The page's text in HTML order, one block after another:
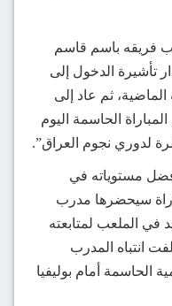
فريقه باسم قاسم
تأشيرة الدخول إلى
الماضية، ثم عاد إلى
الحاسمة اليوم
لدوري نجوم العراق”.
مستوياته في
سيحضرها مدرب
في الملعب لمتابعته
انتباه المدرب
الحاسمة أمام بوليفيا